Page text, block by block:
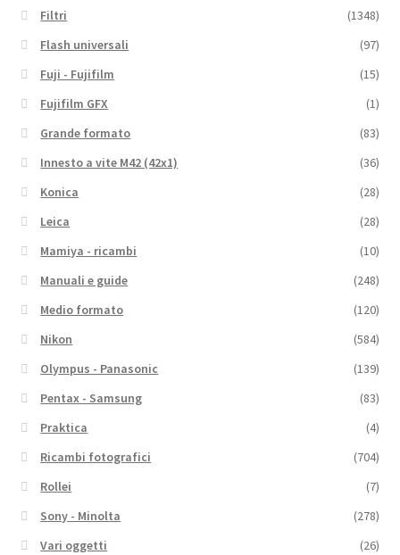
Filtri
(1348)
Flash universali
(97)
Fuji - Fujifilm
(15)
Fujifilm GFX
(1)
Grande formato
(83)
Innesto a vite M42 (42x1)
(36)
Konica
(28)
Leica
(28)
Mamiya - ricambi
(10)
Manuali e guide
(248)
Medio formato
(120)
Nikon
(584)
Olympus - Panasonic
(139)
Pentax - Samsung
(83)
Praktica
(4)
Ricambi fotografici
(704)
Rollei
(7)
Sony - Minolta
(278)
Vari oggetti
(26)